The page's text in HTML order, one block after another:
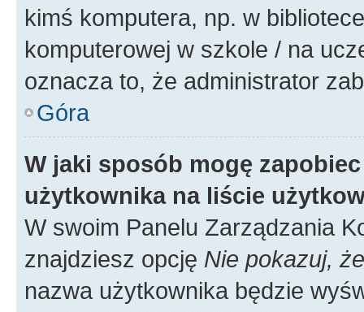
kimś komputera, np. w
komputerowej w szkole / na
oznacza to, że administrator
Góra
W jaki sposób mogę
użytkownika na liście
W swoim Panelu Zarządzania
znajdziesz opcję Nie pokazuj,
nazwa użytkownika będzie